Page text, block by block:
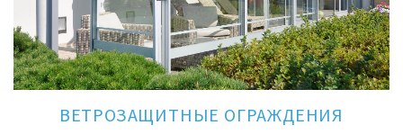
ВЕТРОЗАЩИТНЫЕ ОГРАЖДЕНИЯ